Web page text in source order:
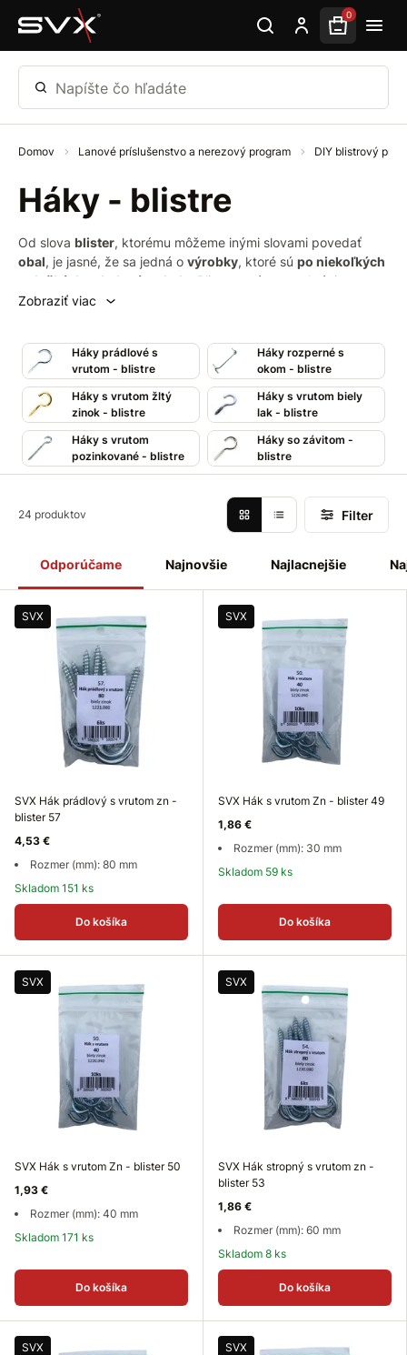
Preskočiť na hlavný obsah 0
Napíšte čo hľadáte
Domov Lanové príslušenstvo a nerezový program DIY blistrový
Háky - blistre
Od slova blister, ktorému môžeme inými slovami povedať
obal, je jasné, že sa jedná o výrobky, ktoré sú po niekoľkých
položkách zabalené v obale
. Blistrované tovar chráni
napríklad pred vlhkosťou, prachom, rozbitím a ďalšími
ktorý zákazník vidí, čo sa nachádza vo vnútri.
Ak zháňate rôznespojovacie materiály svrutomčizávitom ,
ste tu správne. V tejto kategórii nájdete množstvo položiek,
ktoré možno nazvať akošpeciálny spojovací materiál.
Ponúkame vám široký výber
hákovv rôznych povrchových
úpravách.Hák s vrutom,hák so závitom,prádlový hák,
Zobraziť viac
Háky prádlové s
vrutom - blistre
Háky rozperné s
okom - blistre
Háky s vrutom žltý
zinok - blistre
Háky s vrutom biely
lak - blistre
Háky s vrutom
pozinkované - blistre
Háky so závitom -
blistre
Odporúčame Najnovšie Najlacnejšie
24 produktov Filter
SVX
SVX Hák prádlový s vrutom zn -
blister 57
4,53 €
Rozmer (mm): 80 mm
Skladom 151 ks
Do košíka
SVX
SVX Hák s vrutom Zn - blister 49
1,86 €
Rozmer (mm): 30 mm
Skladom 59 ks
Do košíka
SVX
SVX Hák s vrutom Zn - blister 50
1,93 €
Rozmer (mm): 40 mm
Skladom 171 ks
Do košíka
SVX
SVX Hák stropný s vrutom zn -
blister 53
1,86 €
Rozmer (mm): 60 mm
Skladom 8 ks
Do košíka
SVX SVX